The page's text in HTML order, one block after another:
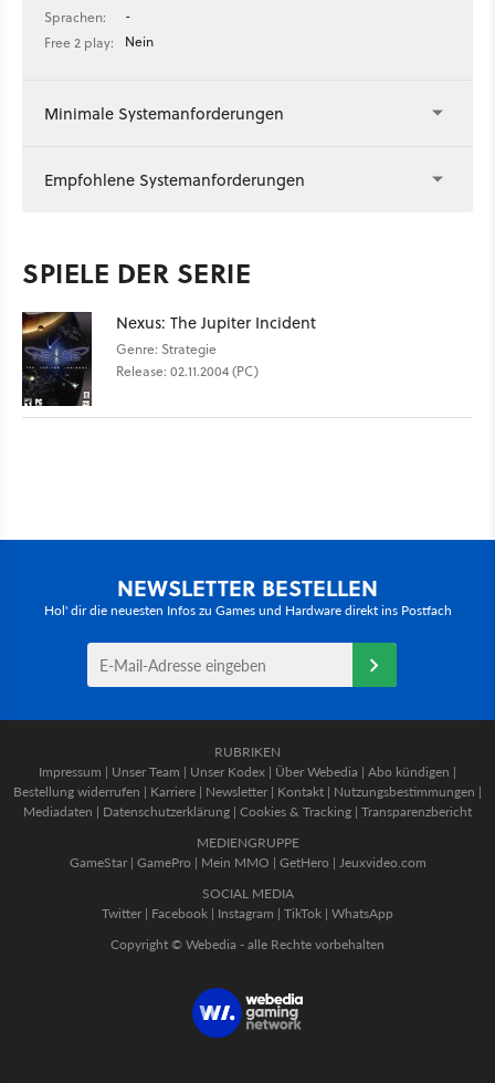
Sprachen:
-
Free 2 play:
Nein
Minimale Systemanforderungen
Empfohlene Systemanforderungen
SPIELE DER SERIE
Nexus: The Jupiter Incident
Genre: Strategie
Release: 02.11.2004 (PC)
NEWSLETTER BESTELLEN
Hol' dir die neuesten Infos zu Games und Hardware direkt ins Postfach
RUBRIKEN
Impressum | Unser Team | Unser Kodex | Über Webedia | Abo kündigen |
Bestellung widerrufen | Karriere | Newsletter | Kontakt | Nutzungsbestimmungen |
Mediadaten | Datenschutzerklärung | Cookies & Tracking | Transparenzbericht
MEDIENGRUPPE
GameStar| GamePro | Mein MMO | GetHero | Jeuxvideo.com
SOCIAL MEDIA
Twitter | Facebook | Instagram | TikTok | WhatsApp
Copyright © Webedia - alle Rechte vorbehalten